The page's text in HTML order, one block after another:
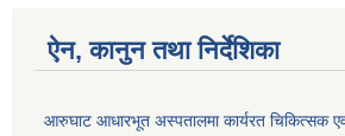
ऐन, कानुन तथा निर्देशिका
आरुघाट आधारभूत अस्पतालमा कार्यरत चिकित्सक एवं